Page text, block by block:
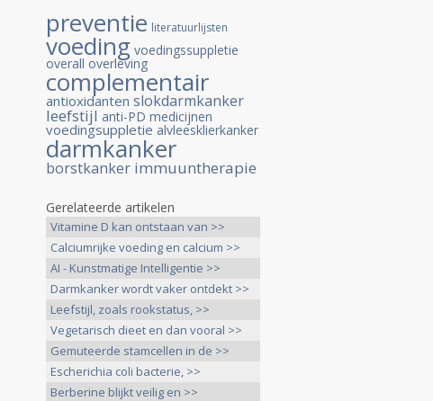
preventie literatuurlijsten
voeding voedingssuppletie
overall overleving
complementair
antioxidanten slokdarmkanker
leefstijl anti-PD medicijnen
voedingsuppletie alvleesklierkanker
darmkanker
borstkanker immuuntherapie
Gerelateerde artikelen
Vitamine D kan ontstaan van >>
Calciumrijke voeding en calcium >>
AI - Kunstmatige Intelligentie >>
Darmkanker wordt vaker ontdekt >>
Leefstijl, zoals rookstatus, >>
Vegetarisch dieet en dan vooral >>
Gemuteerde stamcellen in de >>
Escherichia coli bacterie, >>
Berberine blijkt veilig en >>